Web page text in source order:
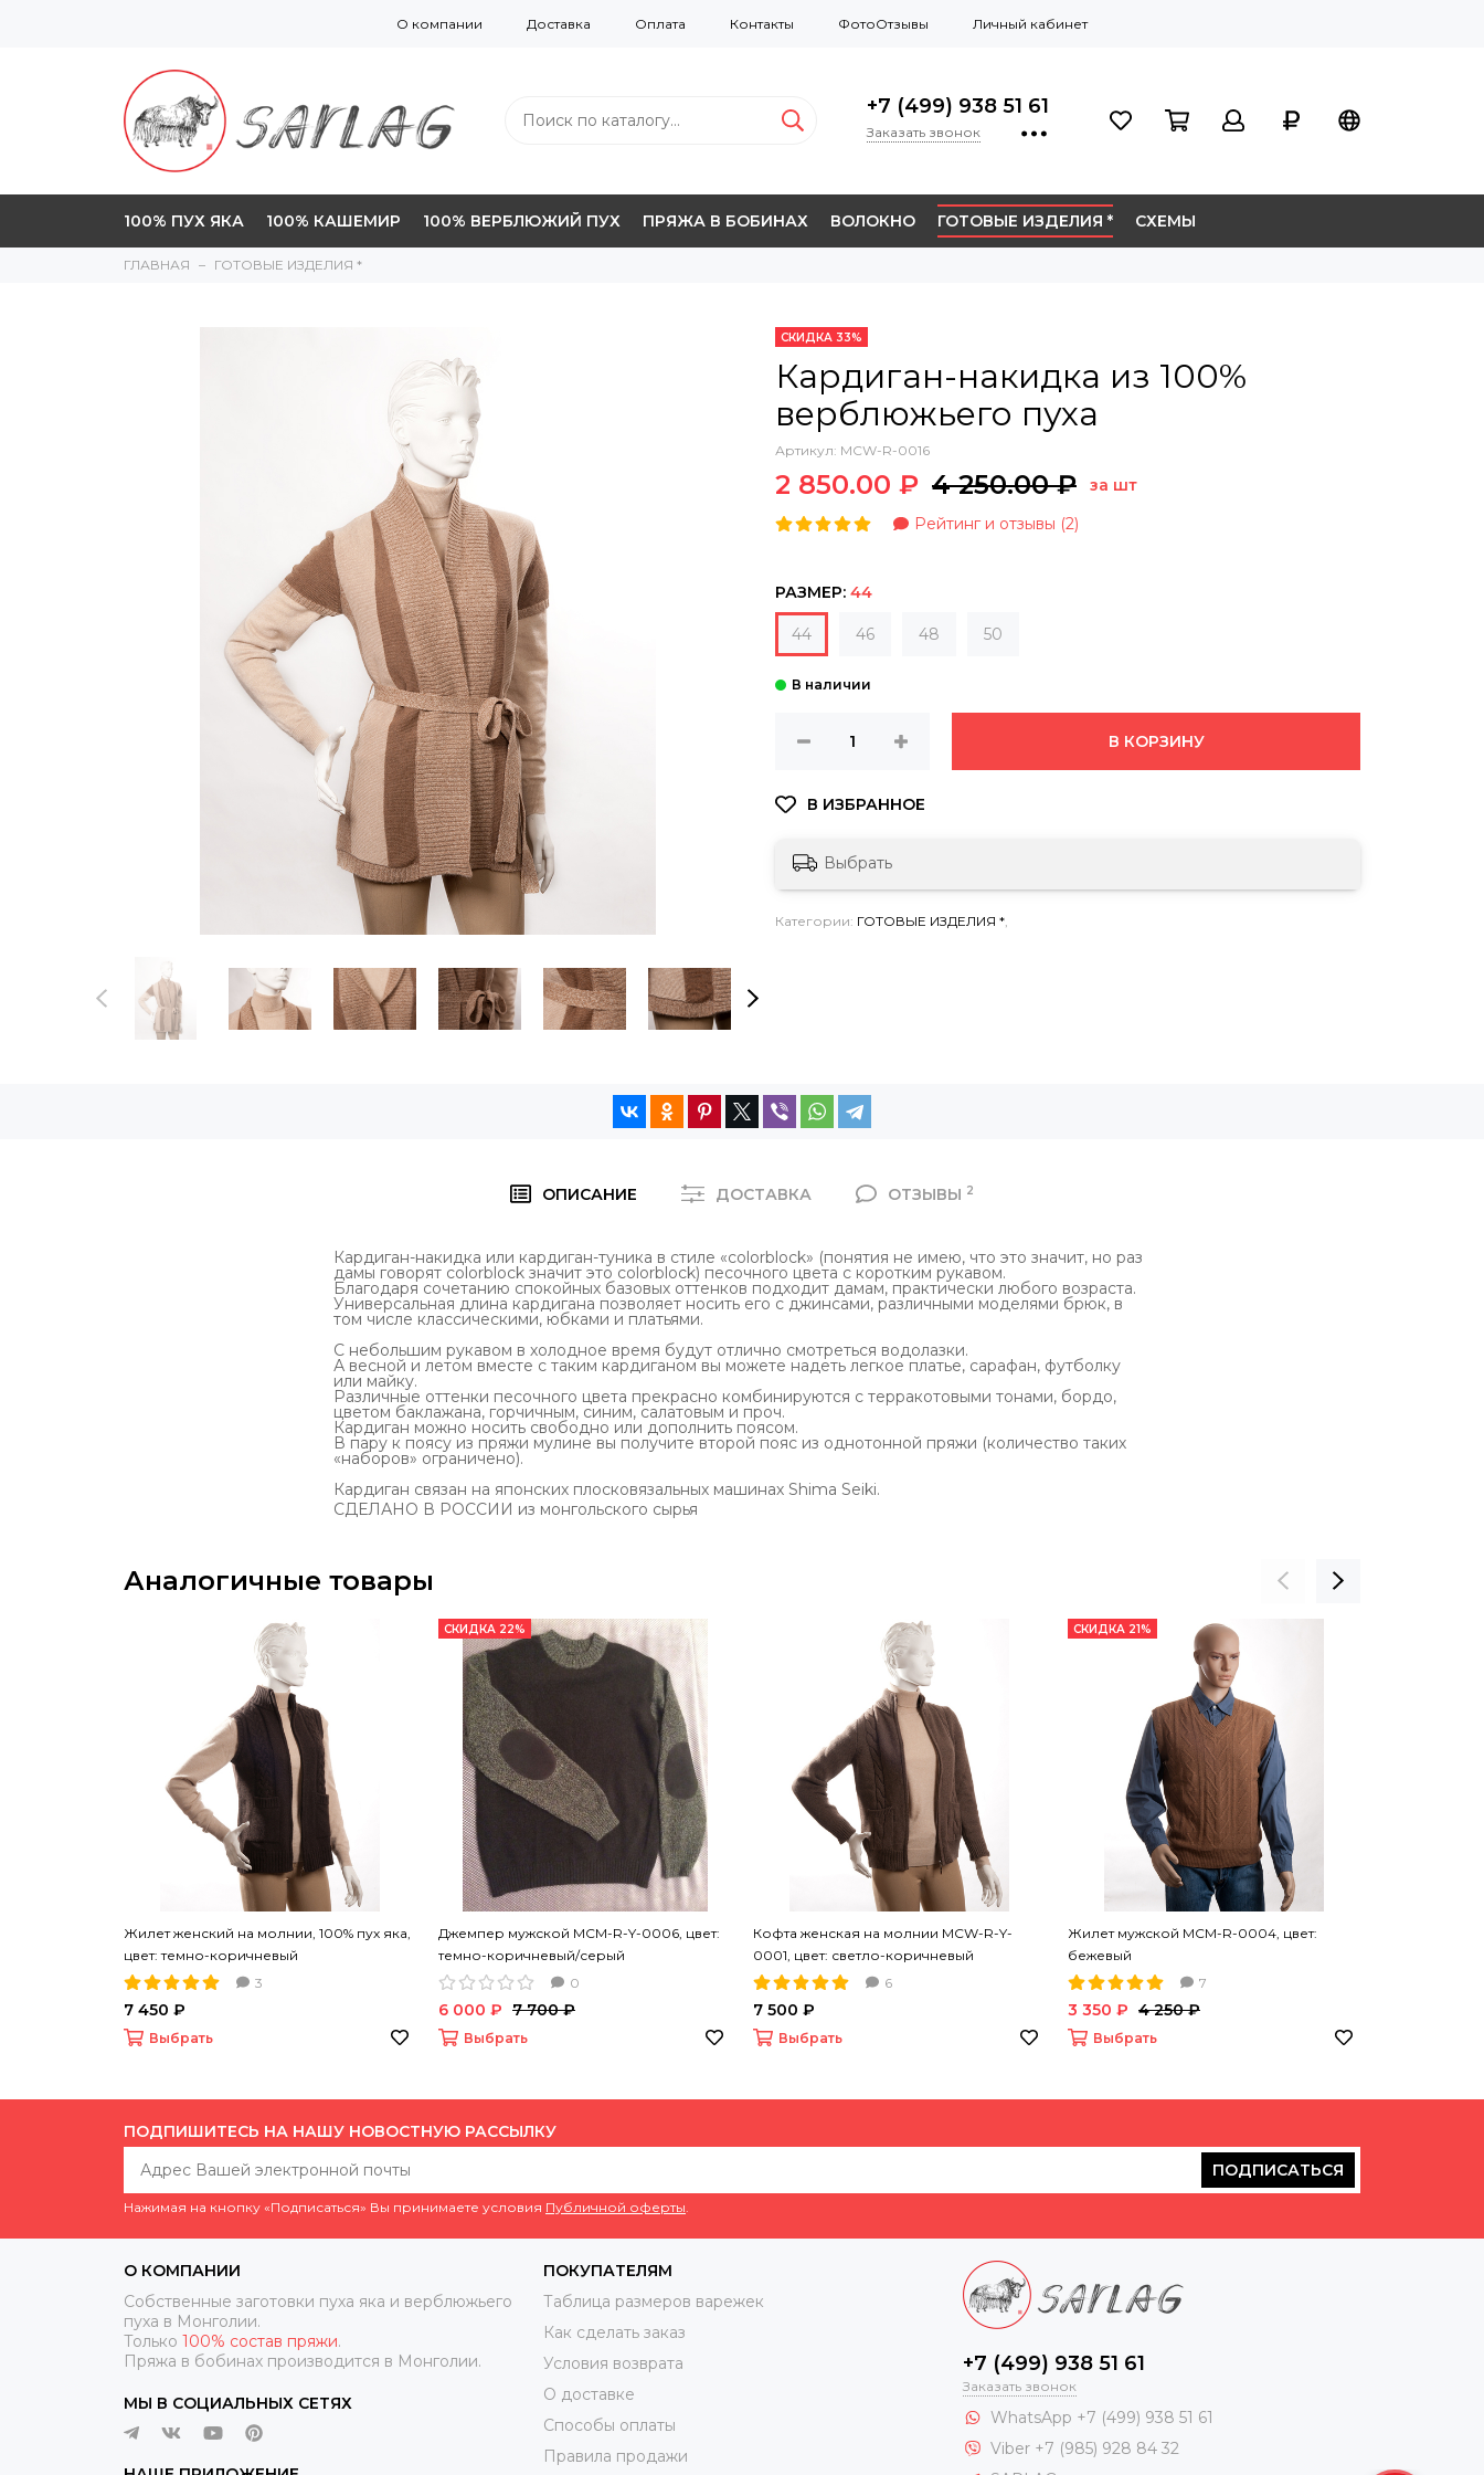
О компании Доставка Оплата Контакты ФотоОтзывы Личный кабинет
+7 (499) 938 51 61
Заказать звонок
100% ПУХ ЯКА 100% КАШЕМИР 100% ВЕРБЛЮЖИЙ ПУХ ПРЯЖА В БОБИНАХ ВОЛОКНО ГОТОВЫЕ ИЗДЕЛИЯ * СХЕМЫ
ГЛАВНАЯ ГОТОВЫЕ ИЗДЕЛИЯ *
СКИДКА 33%
Кардиган-накидка из 100%
верблюжьего пуха
Артикул: MCW-R-0016
2 850.00 ₽ 4 250.00 ₽
за шт
Рейтинг и отзывы (2)
РАЗМЕР: 44
44 46 48 50
В КОРЗИНУ
Выбрать
Категории: ГОТОВЫЕ ИЗДЕЛИЯ *
ОПИСАНИЕ ДОСТАВКА ОТЗЫВЫ 2
Кардиган-накидка или кардиган-туника в стиле «colorblock» (понятия не имею, что это значит, но раз
дамы говорят colorblock значит это colorblock) песочного цвета с коротким рукавом.
Благодаря сочетанию спокойных базовых оттенков подходит дамам, практически любого возраста.
Универсальная длина кардигана позволяет носить его с джинсами, различными моделями брюк, в
том числе классическими, юбками и платьями.
С небольшим рукавом в холодное время будут отлично смотреться водолазки.
А весной и летом вместе с таким кардиганом вы можете надеть легкое платье, сарафан, футболку
или майку.
Различные оттенки песочного цвета прекрасно комбинируются с терракотовыми тонами, бордо,
цветом баклажана, горчичным, синим, салатовым и проч.
Кардиган можно носить свободно или дополнить поясом.
В пару к поясу из пряжи мулине вы получите второй пояс из однотонной пряжи (количество таких
«наборов» ограничено).
Кардиган связан на японских плосковязальных машинах Shima Seiki.
СДЕЛАНО В РОССИИ из монгольского сырья
Аналогичные товары
Жилет женский на молнии, 100% пух яка,
цвет: темно-коричневый
3
7 450 ₽
Выбрать
СКИДКА 22%
Джемпер мужской MCM-R-Y-0006, цвет:
темно-коричневый/серый
0
6 000 ₽ 7 700 ₽
Выбрать
Кофта женская на молнии MCW-R-Y-
0001, цвет: светло-коричневый
6
7 500 ₽
Выбрать
СКИДКА 21%
Жилет мужской MCM-R-0004, цвет:
бежевый
7
3 350 ₽ 4 250 ₽
Выбрать
ПОДПИШИТЕСЬ НА НАШУ НОВОСТНУЮ РАССЫЛКУ
ПОДПИСАТЬСЯ
Нажимая на кнопку «Подписаться» Вы принимаете условия Публичной оферты
О КОМПАНИИ
Собственные заготовки пуха яка и верблюжьего
пуха в Монголии.
Только 100% состав пряжи.
Пряжа в бобинах производится в Монголии.
МЫ В СОЦИАЛЬНЫХ СЕТЯХ
ПОКУПАТЕЛЯМ
Таблица размеров варежек
Как сделать заказ
Условия возврата
О доставке
Способы оплаты
Правила продажи
+7 (499) 938 51 61
Заказать звонок
WhatsApp +7 (499) 938 51 61
Viber +7 (985) 928 84 32